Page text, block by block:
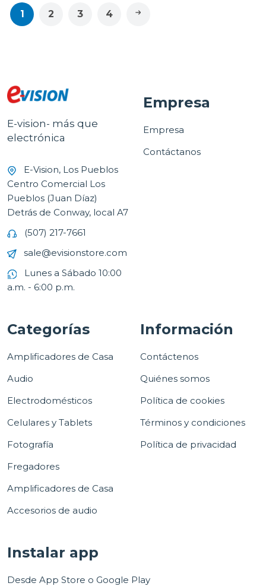
1 2 3 4
E-vision- más que
electrónica
E-Vision, Los Pueblos
Centro Comercial Los
Pueblos (Juan Díaz)
Detrás de Conway, local A7
(507) 217-7661
sale@evisionstore.com
Lunes a Sábado 10:00
a.m. - 6:00 p.m.
Empresa
Empresa
Contáctanos
Categorías
Amplificadores de Casa
Audio
Electrodomésticos
Celulares y Tablets
Fotografía
Fregadores
Amplificadores de Casa
Accesorios de audio
Información
Contáctenos
Quiénes somos
Política de cookies
Términos y condiciones
Política de privacidad
Instalar app
Desde App Store o Google Play